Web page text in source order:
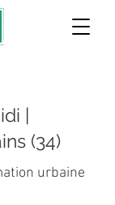
|
(34)
urbaine